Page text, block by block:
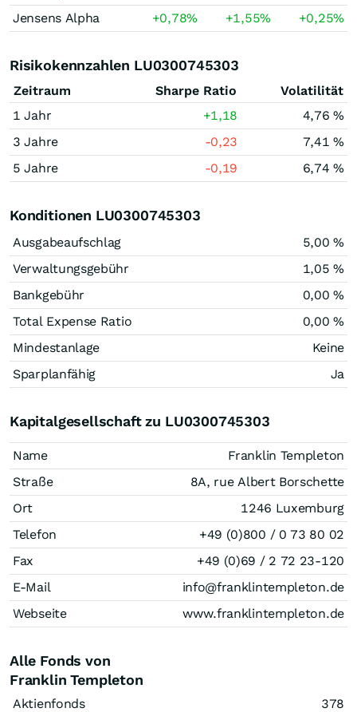
Jensens Alpha
+0,78% +1,55% +0,25%
Risikokennzahlen LU0300745303
Zeitraum Sharpe Ratio
Volatilität
1 Jahr
+1,18
4,76 %
3 Jahre
-0,23
7,41 %
5 Jahre
-0,19 6,74 %
Konditionen LU0300745303
Ausgabeaufschlag
5,00 %
Verwaltungsgebühr
1,05 %
Bankgebühr
0,00 %
Total Expense Ratio
0,00 %
Mindestanlage
Keine
Sparplanfähig
Ja
Kapitalgesellschaft zu LU0300745303
Name
Franklin Templeton
Straße
8A, rue Albert Borschette
Ort
1246 Luxemburg
Telefon
+49 (0)800 / 0 73 80 02
Fax
+49 (0)69 / 2 72 23-120
E-Mail
info@franklintempleton.de
Webseite
www.franklintempleton.de
Alle Fonds von
Franklin Templeton
Aktienfonds
378